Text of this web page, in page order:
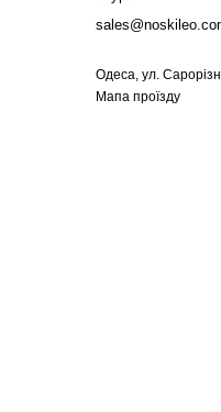
Одеса, ул.
Мапа проїзду